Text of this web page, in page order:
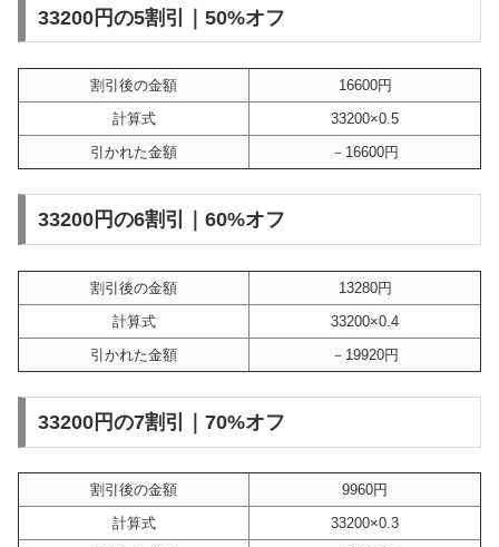
33200円の5割引｜50%オフ
割引後の金額
16600円
計算式
33200×0.5
引かれた金額
－16600円
33200円の6割引｜60%オフ
割引後の金額
13280円
計算式
33200×0.4
引かれた金額
－19920円
33200円の7割引｜70%オフ
割引後の金額
9960円
計算式
33200×0.3